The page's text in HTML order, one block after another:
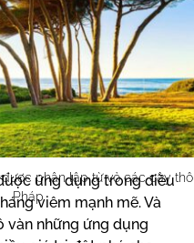
phân lập từ vỏ các cây
Pháp
ứng dụng trong điều
viêm mạnh mẽ. Và
vàn những ứng dụng